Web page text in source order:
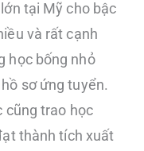
tại Mỹ cho bậc
và rất cạnh
học bống nhỏ
sơ ứng tuyển.
cũng trao học
thành tích xuất